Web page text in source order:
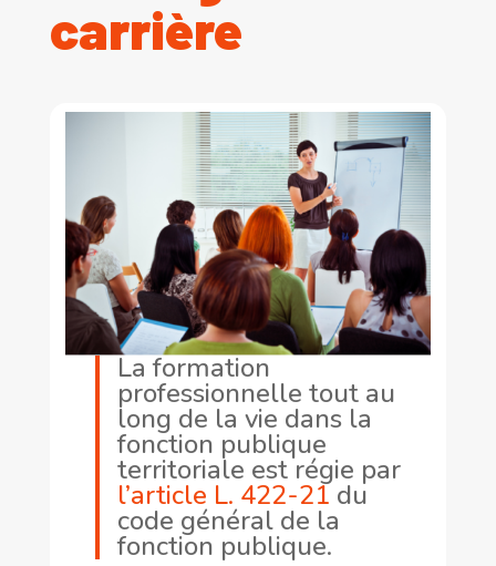
carrière
La formation
professionnelle tout au
long de la vie dans la
fonction publique
territoriale est régie par
l’article L. 422-21du
code général de la
fonction publique.